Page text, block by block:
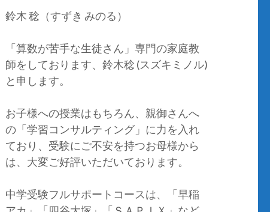
鈴木 稔（すずき みのる）
「算数が苦手な生徒さん」専門の家庭教
師をしております、鈴木稔 (スズキミノル)
と申します。
お子様への授業はもちろん、親御さんへ
の「学習コンサルティング」に力を入れ
ており、受験にご不安を持つお母様から
は、大変ご好評いただいております。
中学受験フルサポートコースは、「早稲